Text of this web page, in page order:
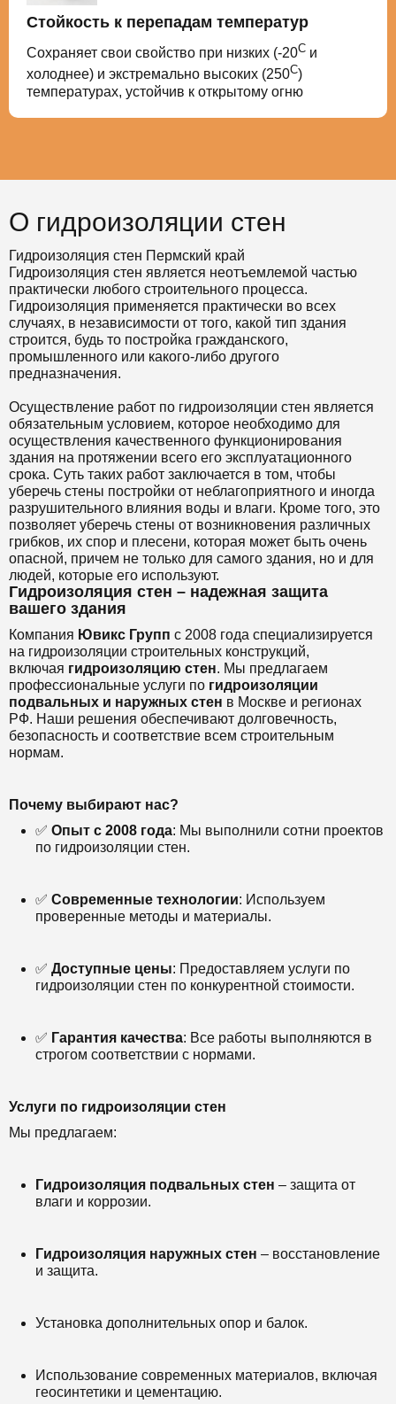
Стойкость к перепадам температур
Сохраняет свои свойство при низких (-20С и
холоднее) и экстремально высоких (250С)
температурах, устойчив к открытому огню
О гидроизоляции стен
Гидроизоляция стен Пермский край
Гидроизоляция стен является неотъемлемой частью
практически любого строительного процесса.
Гидроизоляция применяется практически во всех
случаях, в независимости от того, какой тип здания
строится, будь то постройка гражданского,
промышленного или какого-либо другого
предназначения.
Осуществление работ по гидроизоляции стен является
обязательным условием, которое необходимо для
осуществления качественного функционирования
здания на протяжении всего его эксплуатационного
срока. Суть таких работ заключается в том, чтобы
уберечь стены постройки от неблагоприятного и иногда
разрушительного влияния воды и влаги. Кроме того, это
позволяет уберечь стены от возникновения различных
грибков, их спор и плесени, которая может быть очень
опасной, причем не только для самого здания, но и для
людей, которые его используют.
Гидроизоляция стен – надежная защита
вашего здания
Компания Ювикс Групп с 2008 года специализируется
на гидроизоляции строительных конструкций,
включая гидроизоляцию стен. Мы предлагаем
профессиональные услуги по гидроизоляции
подвальных и наружных стен в Москве и регионах
РФ. Наши решения обеспечивают долговечность,
безопасность и соответствие всем строительным
нормам.
Почему выбирают нас?
✅ Опыт с 2008 года: Мы выполнили сотни проектов
по гидроизоляции стен.
✅ Современные технологии: Используем
проверенные методы и материалы.
✅ Доступные цены: Предоставляем услуги по
гидроизоляции стен по конкурентной стоимости.
✅ Гарантия качества: Все работы выполняются в
строгом соответствии с нормами.
Услуги по гидроизоляции стен
Мы предлагаем:
Гидроизоляция подвальных стен – защита от
влаги и коррозии.
Гидроизоляция наружных стен – восстановление
и защита.
Установка дополнительных опор и балок.
Использование современных материалов, включая
геосинтетики и цементацию.